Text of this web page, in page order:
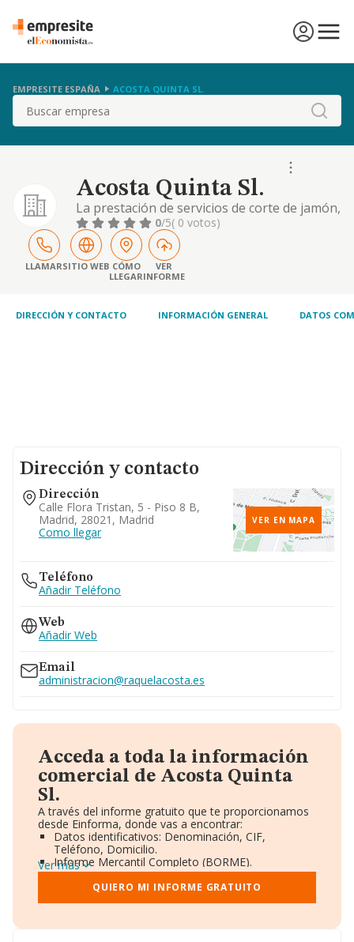
EMPRESITE ESPAÑA ACOSTA QUINTA SL.
Buscar
Acosta Quinta Sl.
La prestación de servicios de corte de jamón,
degustación y catering; las actividades de
envasado y empaquetado; la provisión de
comidas preparadas para eventos y la
enseñanza, aprendizaje, promoción y
fomento de actividades relativas o
0/5( 0 votos)
LLAMARSITIO WEB CÓMO
LLEGAR
VER
INFORME
DIRECCIÓN Y CONTACTO INFORMACIÓN GENERAL DATOS
Dirección y contacto
Dirección
Calle Flora Tristan, 5 - Piso 8 B,
Madrid, 28021, Madrid
Como llegar
VER EN MAPA
Teléfono
Añadir Teléfono
Web
Añadir Web
Email
administracion@raquelacosta.es
Acceda a toda la información
comercial de Acosta Quinta
Sl.
A través del informe gratuito que te proporcionamos
desde Einforma, donde vas a encontrar:
Datos identificativos: Denominación, CIF,
Teléfono, Domicilio.
Informe Mercantil Completo (BORME).
Gráficos de Evolución Ventas y Empleados.
Consejo de Administración y Administradores.
Directivos y Ejecutivos.
Ver más
QUIERO MI INFORME GRATUITO